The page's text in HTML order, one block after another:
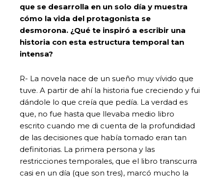
que se desarrolla en un solo día y muestra
cómo la vida del protagonista se
desmorona. ¿Qué te inspiró a escribir una
historia con esta estructura temporal tan
intensa?
R- La novela nace de un sueño muy vívido que
tuve. A partir de ahí la historia fue creciendo y fui
dándole lo que creía que pedía. La verdad es
que, no fue hasta que llevaba medio libro
escrito cuando me di cuenta de la profundidad
de las decisiones que había tomado eran tan
definitorias. La primera persona y las
restricciones temporales, que el libro transcurra
casi en un día (que son tres), marcó mucho la